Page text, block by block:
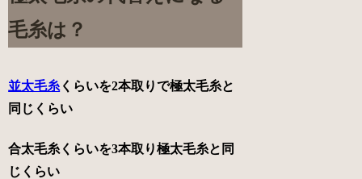
毛糸は？
並太毛糸 くらいを2本取りで極太毛糸と
同じくらい
合太毛糸くらいを3本取り極太毛糸と同
じくらい